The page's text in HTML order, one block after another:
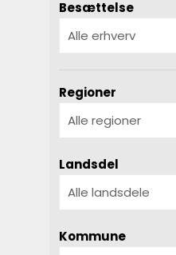
Besættelse
Regioner
Landsdel
Kommune